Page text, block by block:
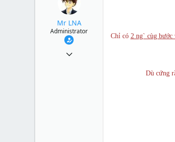
Mr LNA
Administrator
Chỉ có 2 ng` cùg bước
Dù cứng